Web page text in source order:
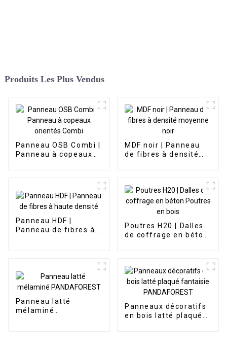
Produits Les Plus Vendus
Panneau OSB Combi |
Panneau à copeaux
MDF noir | Panneau
de fibres à densité
Panneau HDF |
Panneau de fibres à
Poutres H20 | Dalles
de coffrage en béton
Panneau latté
mélaminé
Panneaux décoratifs
en bois latté plaqué